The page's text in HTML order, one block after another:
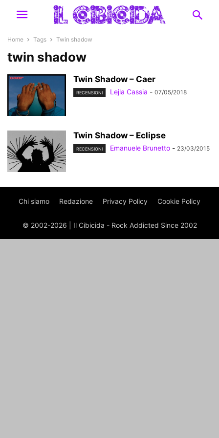
Home Tags Twin shadow
twin shadow
Twin Shadow – Caer
RECENSIONI Lejla Cassia - 07/05/2018
Twin Shadow – Eclipse
RECENSIONI Emanuele Brunetto - 23/03/2015
Chi siamo Redazione Privacy Policy Cookie Policy
© 2002-2026 | Il Cibicida - Rock Addicted Since 2002